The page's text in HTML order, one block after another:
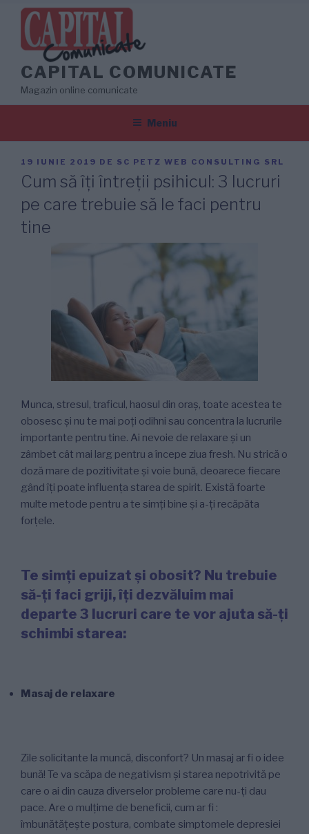
conținut
CAPITAL COMUNICATE
Magazin online comunicate
Meniu
PUBLICAT
PE
19 IUNIE 2019 DE SC PETZ WEB CONSULTING SRL
Cum să îți întreții psihicul​: 3 lucruri
pe care trebuie să le faci pentru
tine
Munca, stresul, traficul, haosul din oraș, toate acestea te
obosesc și nu te mai poți odihni sau concentra la lucrurile
importante pentru tine. Ai nevoie de relaxare și un
zâmbet cât mai larg pentru a începe ziua fresh. Nu strică o
doză mare de pozitivitate și voie bună, deoarece fiecare
gând îți poate influența starea de spirit. Există foarte
multe metode pentru a te simți bine și a-ți recăpăta
forțele.
Te simți epuizat și obosit? Nu trebuie
să-ți faci griji, îți dezvăluim mai
departe 3 lucruri care te vor ajuta să-ți
schimbi starea:
Masaj de relaxare
Zile solicitante la muncă, disconfort? Un masaj ar fi o idee
bună! Te va scăpa de negativism și starea nepotrivită pe
care o ai din cauza diverselor probleme care nu-ți dau
pace. Are o mulțime de beneficii, cum ar fi :
îmbunătățește postura, combate simptomele depresiei